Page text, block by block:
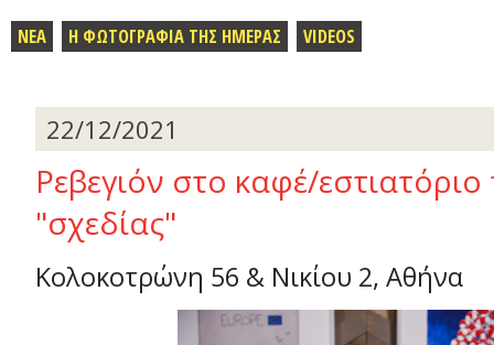
ΝΕΑ Η ΦΩΤΟΓΡΑΦΙΑ ΤΗΣ ΗΜΕΡΑΣ VIDEOS
22/12/2021
Ρεβεγιόν στο καφέ/εστιατόριο
"σχεδίας"
Κολοκοτρώνη 56 & Νικίου 2, Αθήνα